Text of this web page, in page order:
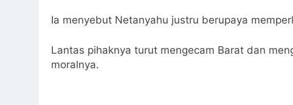
Ia menyebut Netanyahu justru berupaya
Lantas pihaknya turut mengecam Barat dan
moralnya.